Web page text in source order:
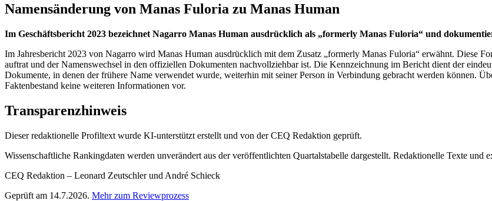
Namensänderung von Manas Fuloria zu Manas Human
Im Geschäftsbericht 2023 bezeichnet Nagarro Manas Human ausdrücklich als „formerly Manas Fuloria“ und
Im Jahresbericht 2023 von Nagarro wird Manas Human ausdrücklich mit dem Zusatz „formerly Manas Fuloria“ erwähnt. Diese
auftrat und der Namenswechsel in den offiziellen Dokumenten nachvollziehbar ist. Die Kennzeichnung im Bericht dient der
Dokumente, in denen der frühere Name verwendet wurde, weiterhin mit seiner Person in Verbindung gebracht werden können.
Faktenbestand keine weiteren Informationen vor.
Transparenzhinweis
Dieser redaktionelle Profiltext wurde KI-unterstützt erstellt und von der CEQ Redaktion geprüft.
Wissenschaftliche Rankingdaten werden unverändert aus der veröffentlichten Quartalstabelle dargestellt. Redaktionelle Texte und
CEQ Redaktion – Leonard Zeutschler und André Schieck
Geprüft am 14.7.2026. Mehr zum Reviewprozess